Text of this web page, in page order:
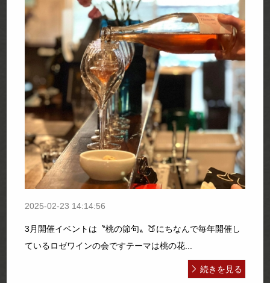
2025-02-23 14:14:56
3月開催イベントは〝桃の節句〟🍑にちなんで毎年開催し
ているロゼワインの会ですテーマは桃の花...
続きを見る